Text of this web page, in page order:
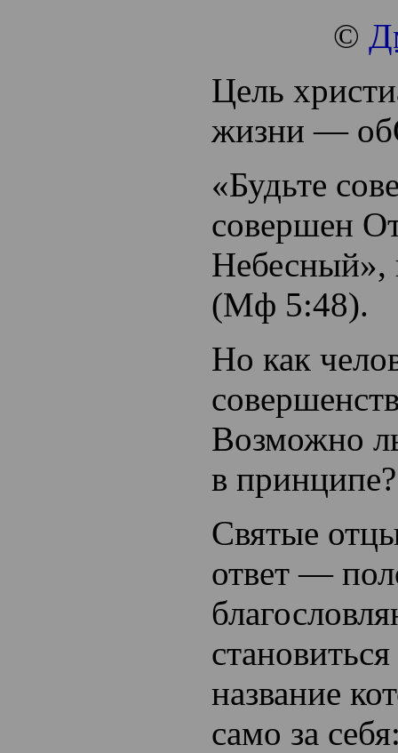
©
Цель
жизни —
«Будьте
совершен
Небесный»,
(Мф 5:48).
Но как
Возможно
в
Святые
ответ —
название
само за